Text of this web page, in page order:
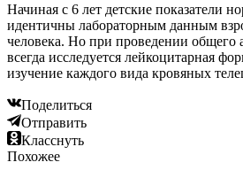
Начиная с 6 лет детские показатели
идентичны лабораторным данным
человека. Но при проведении общего
всегда исследуется лейкоцитарная
изучение каждого вида кровяных
Поделиться
Отправить
Класснуть
Похожее